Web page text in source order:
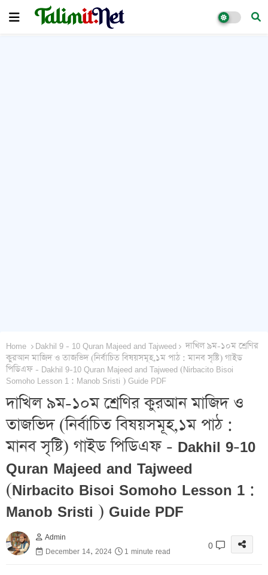
Home Dakhil 9 - 10 Quran Majeed and Tajweed
দাখিল ৯ম-১০ম শ্রেণির
কুরআন মাজিদ ও তাজভিদ (নির্বাচিত বিষয়সমূহ,১ম পাঠ : মানব সৃষ্টি) গাইড
পিডিএফ - Dakhil 9-10 Quran Majeed and Tajweed (Nirbacito Bisoi
Somoho Lesson 1 : Manob Sristi ) Guide PDF
দাখিল ৯ম-১০ম শ্রেণির কুরআন মাজিদ ও
তাজভিদ (নির্বাচিত বিষয়সমূহ,১ম পাঠ :
মানব সৃষ্টি) গাইড পিডিএফ - Dakhil 9-10
Quran Majeed and Tajweed
(Nirbacito Bisoi Somoho Lesson 1 :
Manob Sristi ) Guide PDF
Admin
December 14, 2024
1 minute read 0